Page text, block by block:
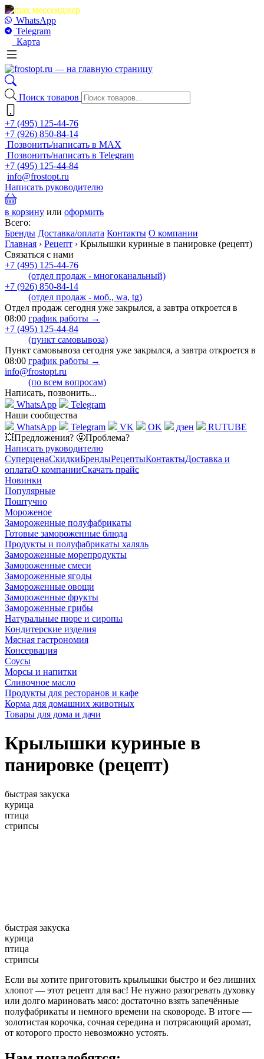
WhatsApp
Telegram
Карта
Поиск товаров
+7 (495) 125-44-76
+7 (926) 850-84-14
Позвонить/написать в MAX
Позвонить/написать в Telegram
+7 (495) 125-44-84
info@frostopt.ru
Написать руководителю
в корзину или оформить
Всего:
Бренды Доставка/оплата Контакты О компании
Главная › Рецепт › Крылышки куриные в панировке (рецепт)
Связаться с нами
+7 (495) 125-44-76
(отдел продаж - многоканальный)
+7 (926) 850-84-14
(отдел продаж - моб., wa, tg)
Отдел продаж сегодня уже закрылся, а завтра откроется в
08:00 график работы →
+7 (495) 125-44-84
(пункт самовывоза)
Пункт самовывоза сегодня уже закрылся, а завтра откроется в
08:00 график работы →
info@frostopt.ru
(по всем вопросам)
Написать, позвонить...
WhatsApp
Telegram
Наши сообщества
WhatsApp
Telegram VK OK дзен
RUTUBE
💥Предложения? 🤬Проблема?
Написать руководителю
СуперценаСкидкиБрендыРецептыКонтактыДоставка и
оплатаО компанииСкачать прайс
Новинки
Популярные
Поштучно
Мороженое
Замороженные полуфабрикаты
Готовые замороженные блюда
Продукты и полуфабрикаты халяль
Замороженные морепродукты
Замороженные смеси
Замороженные ягоды
Замороженные овощи
Замороженные фрукты
Замороженные грибы
Натуральные пюре и сиропы
Кондитерские изделия
Мясная гастрономия
Консервация
Соусы
Морсы и напитки
Сливочное масло
Продукты для ресторанов и кафе
Корма для домашних животных
Товары для дома и дачи
Крылышки куриные в
панировке (рецепт)
быстрая закуска
курица
птица
стрипсы
быстрая закуска
курица
птица
стрипсы
Если вы хотите приготовить крылышки быстро и без лишних
хлопот — этот рецепт для вас! Не нужно разогревать духовку
или долго мариновать мясо: достаточно взять запечённые
полуфабрикаты и немного времени на сковороде. В итоге —
золотистая корочка, сочная середина и потрясающий аромат,
от которого просто невозможно устоять.